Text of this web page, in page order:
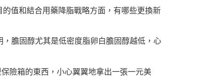
值和結合用藥降脂戰略方面，有哪些更換新
膽固醇尤其是低密度脂卵白膽固醇越低，心
險箱的東西，小心翼翼地拿出一張一元美